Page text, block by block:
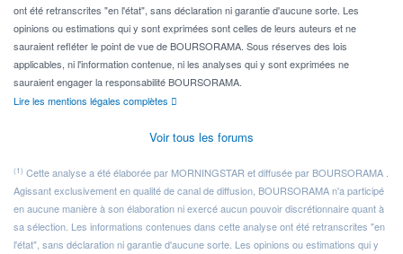
ont été retranscrites "en l'état", sans déclaration ni garantie d'aucune sorte. Les
opinions ou estimations qui y sont exprimées sont celles de leurs auteurs et ne
sauraient refléter le point de vue de BOURSORAMA. Sous réserves des lois
applicables, ni l'information contenue, ni les analyses qui y sont exprimées ne
sauraient engager la responsabilité BOURSORAMA.
Lire les mentions légales complètes
Voir tous les forums
(1) Cette analyse a été élaborée par MORNINGSTAR et diffusée par BOURSORAMA .
Agissant exclusivement en qualité de canal de diffusion, BOURSORAMA n'a participé
en aucune manière à son élaboration ni exercé aucun pouvoir discrétionnaire quant à
sa sélection. Les informations contenues dans cette analyse ont été retranscrites "en
l'état", sans déclaration ni garantie d'aucune sorte. Les opinions ou estimations qui y